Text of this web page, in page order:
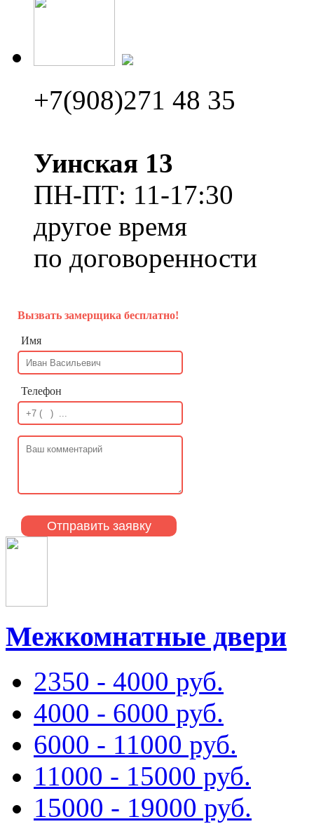
+7(908)271 48 35
Уинская 13
ПН-ПТ: 11-17:30
другое время
по договоренности
Вызвать замерщика бесплатно!
Имя
Телефон
Межкомнатные двери
2350 - 4000 руб.
4000 - 6000 руб.
6000 - 11000 руб.
11000 - 15000 руб.
15000 - 19000 руб.